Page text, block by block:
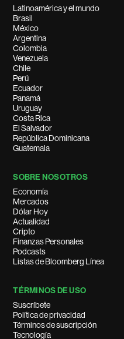
Latinoamérica y el mundo
Brasil
México
Argentina
Colombia
Venezuela
Chile
Perú
Ecuador
Panamá
Uruguay
Costa Rica
El Salvador
República Dominicana
Guatemala
SOBRE NOSOTROS
Economía
Mercados
Dólar Hoy
Actualidad
Cripto
Finanzas Personales
Podcasts
Listas de Bloomberg Línea
TÉRMINOS DE USO
Suscríbete
Política de privacidad
Términos de suscripción
Tecnología